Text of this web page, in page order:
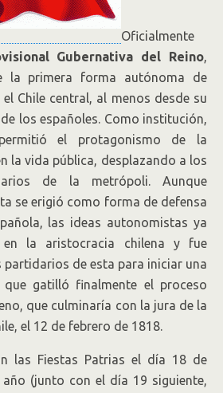
Oficialmente
Gubernativa del Reino,
la primera forma autónoma de
Chile central, al menos desde su
los españoles. Como institución,
el protagonismo de la
la vida pública, desplazando a los
de la metrópoli. Aunque
se erigió como forma de defensa
las ideas autonomistas ya
en la aristocracia chilena y fue
partidarios de esta para iniciar una
gatilló finalmente el proceso
que culminaría con la jura de la
el 12 de febrero de 1818.
las Fiestas Patrias el día 18 de
(junto con el día 19 siguiente,